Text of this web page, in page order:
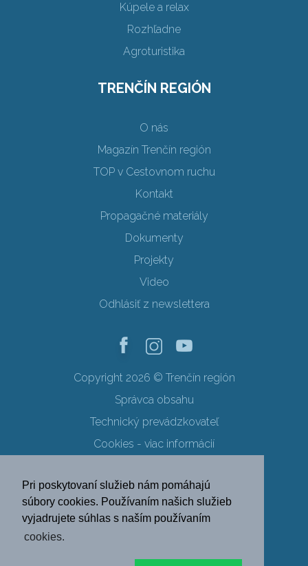
Pri poskytovaní služieb nám pomáhajú
súbory cookies. Používaním našich služieb
vyjadrujete súhlas s naším používaním
cookies.
Kúpele a relax
Rozhľadne
Agroturistika
TRENČÍN REGIÓN
O nás
Magazín Trenčín región
TOP v Cestovnom ruchu
Kontakt
Propagačné materiály
Dokumenty
Projekty
Video
Odhlásiť z newslettera
Copyright 2026 © Trenčín región
Správca obsahu
Technický prevádzkovateľ
Cookies - viac informácií
Ochrana osobných údajov
SK EN DE
PL